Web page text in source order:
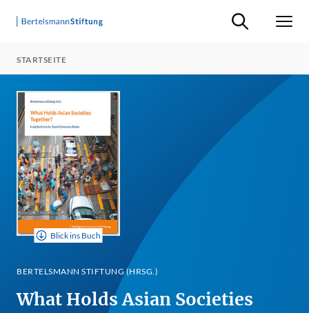
Suche ein-/
STARTSEITE
Blick ins Buch
BERTELSMANN STIFTUNG (HRSG.)
What Holds Asian Societies